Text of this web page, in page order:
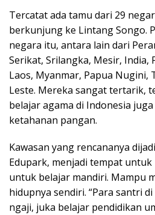
Tercatat ada tamu dari 29
berkunjung ke Lintang Songo.
negara itu, antara lain dari
Serikat, Srilangka, Mesir, India,
Laos, Myanmar, Papua Nugini,
Leste. Mereka sangat tertarik,
belajar agama di Indonesia
ketahanan pangan.
Kawasan yang rencananya
Edupark, menjadi tempat
untuk belajar mandiri. Mampu
hidupnya sendiri. “Para santri
ngaji, juka belajar pendidikan